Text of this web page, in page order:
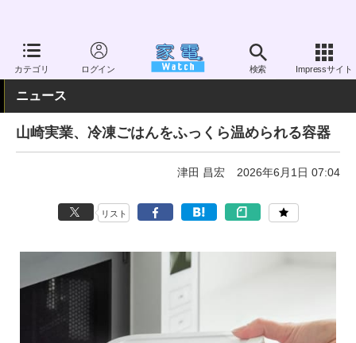
カテゴリ ログイン 検索 Impressサイト
家電 Watch その他・家電 雑貨 キッチン雑貨
ニュース
山崎実業、冷凍ごはんをふっくら温められる容器
津田 昌宏 2026年6月1日 07:04
リスト